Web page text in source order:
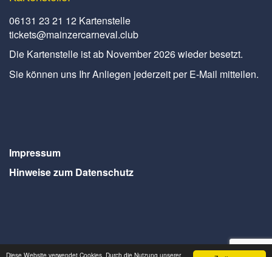
Diese Website verwendet Cookies. Durch die Nutzung unserer
06131 23 21 12 Kartenstelle
tickets@mainzercarneval.club
Die Kartenstelle ist ab November 2026 wieder besetzt.
Sie können uns Ihr Anliegen jederzeit per E-Mail mitteilen.
Impressum
Hinweise zum Datenschutz